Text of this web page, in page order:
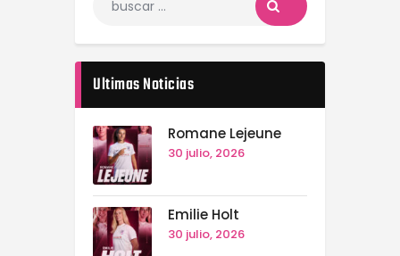
Ultimas Noticias
Romane Lejeune
30 julio, 2026
Emilie Holt
30 julio, 2026